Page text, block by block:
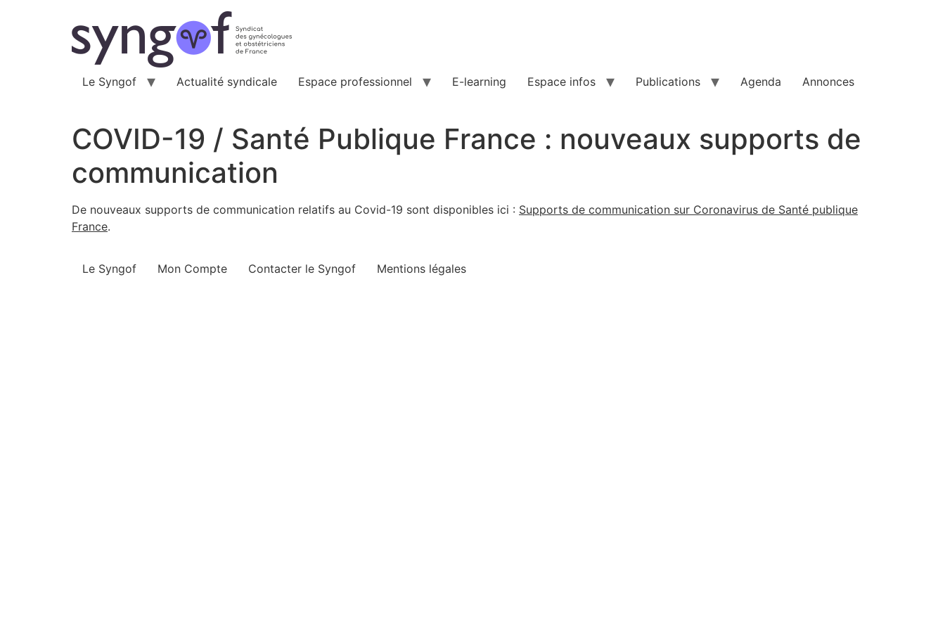
Le Syngof Actualité syndicale Espace professionnel E-learning Espace infos Publications Agenda Annonces
COVID-19 / Santé Publique France : nouveaux supports de
communication
De nouveaux supports de communication relatifs au Covid-19 sont disponibles ici : Supports de communication sur Coronavirus de Santé publique
France.
Le Syngof Mon Compte Contacter le Syngof Mentions légales